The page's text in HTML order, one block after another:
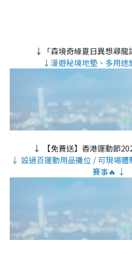
↓「森境奇緣夏日異想尋龍
↓漫遊秘境地墊、多用途
↓ 【免費送】香港運動節
↓ 設過百運動用品攤位 / 可現場體
賽事🔥 ↓